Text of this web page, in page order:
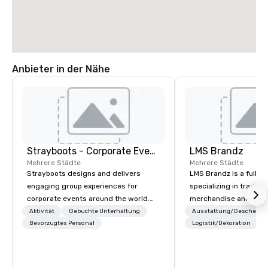
Anbieter in der Nähe
Strayboots - Corporate Events and Team Building Activities
Mehrere Städte
Strayboots designs and delivers
engaging group experiences for
corporate events around the world.
We operate in 300+ cities globally,
supporting programs for 50 to
Aktivität
Gebuchte Unterhaltung
Bevorzugtes Personal
LMS Brandz
Mehrere Städte
LMS Brandz is a full-
specializing in trade
merchandise and
booth giveaways and
to executive gifting,
Ausstattung/Geschenke
Logistik/Dekoration